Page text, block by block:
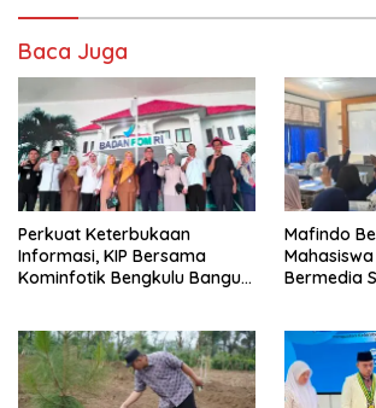
Baca Juga
Perkuat Keterbukaan
Informasi, KIP Bersama
Kominfotik Bengkulu Bangun
Mafindo
Bermedia